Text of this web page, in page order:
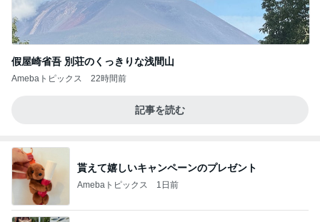
假屋崎省吾 別荘のくっきりな浅間山
Amebaトピックス 22時間前
記事を読む
貰えて嬉しいキャンペーンのプレゼント
Amebaトピックス 1日前